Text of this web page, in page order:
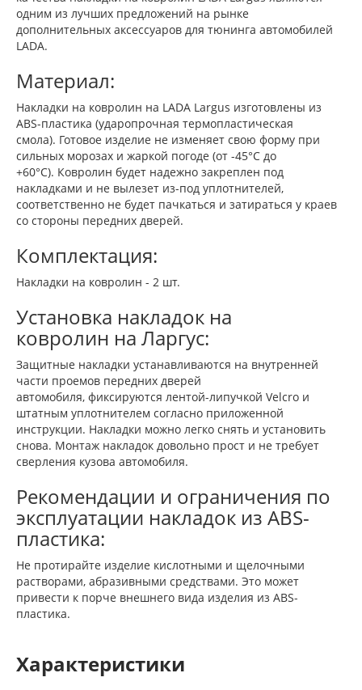
одним из лучших предложений на рынке
дополнительных аксессуаров для тюнинга автомобилей
LADA.
Материал:
Накладки на ковролин на LADA Largus изготовлены из
ABS-пластика (ударопрочная термопластическая
смола). Готовое изделие не изменяет свою форму при
сильных морозах и жаркой погоде (от -45°C до
+60°C). Ковролин будет надежно закреплен под
накладками и не вылезет из-под уплотнителей,
соответственно не будет пачкаться и затираться у краев
со стороны передних дверей.
Комплектация:
Накладки на ковролин - 2 шт.
Установка накладок на
ковролин на Ларгус:
Защитные накладки устанавливаются на внутренней
части проемов передних дверей
автомобиля, фиксируются лентой-липучкой Velcro и
штатным уплотнителем согласно приложенной
инструкции. Накладки можно легко снять и установить
снова. Монтаж накладок довольно прост и не требует
сверления кузова автомобиля.
Рекомендации и ограничения по
эксплуатации накладок из ABS-
пластика:
Не протирайте изделие кислотными и щелочными
растворами, абразивными средствами. Это может
привести к порче внешнего вида изделия из ABS-
пластика.
Характеристики